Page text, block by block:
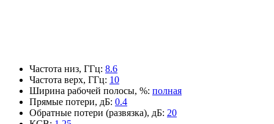
Частота низ, ГГц: 8.6
Частота верх, ГГц: 10
Ширина рабочей полосы, %: полная
Прямые потери, дБ: 0.4
Обратные потери (развязка), дБ: 20